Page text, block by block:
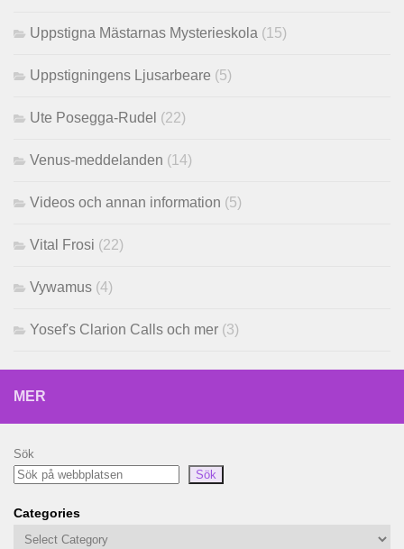
Uppstigna Mästarnas Mysterieskola (15)
Uppstigningens Ljusarbeare (5)
Ute Posegga-Rudel (22)
Venus-meddelanden (14)
Videos och annan information (5)
Vital Frosi (22)
Vywamus (4)
Yosef's Clarion Calls och mer (3)
MER
Sök
Sök
Categories